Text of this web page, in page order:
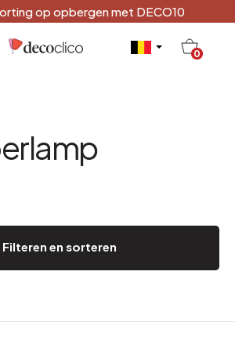
op opbergen met DECO10
0
Filteren en sorteren